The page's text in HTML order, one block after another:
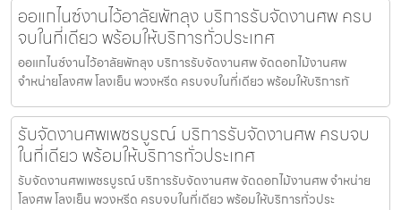
ออแกไนซ์งานไว้อาลัยพัทลุง บริการรับจัดงานศพ ครบ
จบในที่เดียว พร้อมให้บริการทั่วประเทศ
ออแกไนซ์งานไว้อาลัยพัทลุง บริการรับจัดงานศพ จัดดอกไม้งานศพ
จำหน่ายโลงศพ โลงเย็น พวงหรีด ครบจบในที่เดียว พร้อมให้บริการทั
รับจัดงานศพเพชรบูรณ์ บริการรับจัดงานศพ ครบจบ
ในที่เดียว พร้อมให้บริการทั่วประเทศ
รับจัดงานศพเพชรบูรณ์ บริการรับจัดงานศพ จัดดอกไม้งานศพ จำหน่าย
โลงศพ โลงเย็น พวงหรีด ครบจบในที่เดียว พร้อมให้บริการทั่วประ